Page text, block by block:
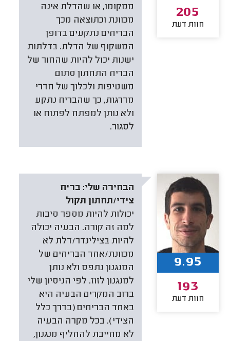
ממקומו, או שהדלת אינה
מכוונת וכתוצאה מכך
הבריחים נתקעים בדופן
המשקוף של הדלת. בדלתות
ישנות יכול להיות שהחור של
הבריח התחתון סתום
משטיפות ולכלוך של חדרי
מדרגות, כך שהבריח נתקע
ולא נותן למפתח לפתוח או
לסגור.
205
חוות דעת
הבחירה שלי: בריח
צידי/תחתון תקול
יכולות להיות מספר סיבות
למה זה קורה. הבעיה יכולה
להיות בצילינדר/דלת לא
מכוונת/אחד הבריחים של
המנגנון נתפס ולא נותן
למנגנון לזוז. לפי הניסיון שלי
ברוב המקרים הבעיה היא
באחד הבריחים (בדרך כלל
הצידי). בכל מקרה הבעיה
לא מחייבת להחליף מנגנון,
9.95
193
חוות דעת